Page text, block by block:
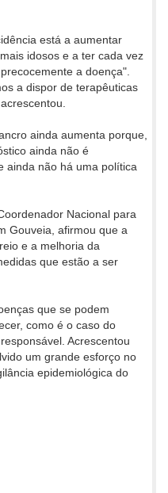
está a aumentar
idosos e a ter cada vez
a doença".
a dispor de terapêuticas
ainda aumenta porque,
ainda não é
ainda não há uma política
Nacional para
Gouveia, afirmou que a
e a melhoria da
que estão a ser
que se podem
como é o caso do
Acrescentou
um grande esforço no
epidemiológica do